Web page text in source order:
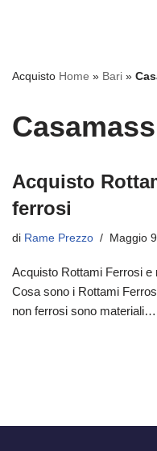
Acquisto Home » Bari »
Acquisto
ferrosi
di Rame Prezzo Maggio
Acquisto Rottami Ferrosi
Cosa sono i Rottami
non ferrosi sono materiali…